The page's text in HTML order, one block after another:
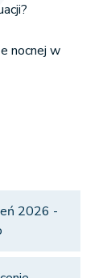
nocnej w
2026 -